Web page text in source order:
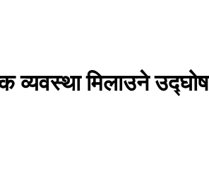
व्यवस्था मिलाउने उद्घोष